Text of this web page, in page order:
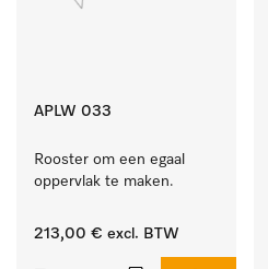
APLW 033
Rooster om een egaal
oppervlak te maken.
213,00 € excl. BTW